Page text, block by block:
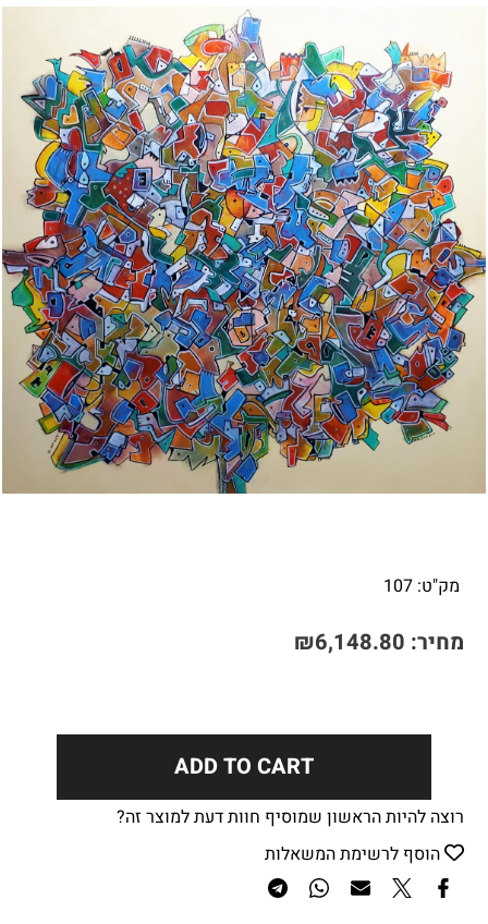
מק"ט: 107
מחיר: ₪6,148.80
ADD TO CART
רוצה להיות הראשון שמוסיף חוות דעת למוצר זה?
הוסף לרשימת המשאלות